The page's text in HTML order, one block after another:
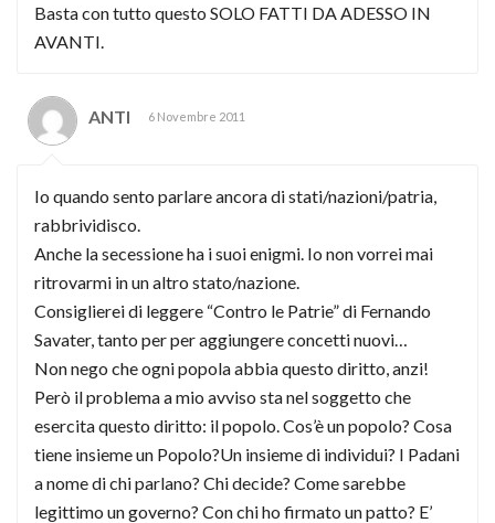
Basta con tutto questo SOLO FATTI DA ADESSO IN
AVANTI.
ANTI 6 Novembre 2011
Io quando sento parlare ancora di stati/nazioni/patria,
rabbrividisco.
Anche la secessione ha i suoi enigmi. Io non vorrei mai
ritrovarmi in un altro stato/nazione.
Consiglierei di leggere “Contro le Patrie” di Fernando
Savater, tanto per per aggiungere concetti nuovi…
Non nego che ogni popola abbia questo diritto, anzi!
Però il problema a mio avviso sta nel soggetto che
esercita questo diritto: il popolo. Cos’è un popolo? Cosa
tiene insieme un Popolo?Un insieme di individui? I Padani
a nome di chi parlano? Chi decide? Come sarebbe
legittimo un governo? Con chi ho firmato un patto? E’